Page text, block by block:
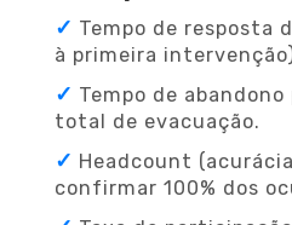
Tempo de resposta
à primeira
Tempo de
total de evacuação.
Headcount
confirmar 100% dos